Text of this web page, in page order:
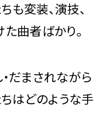
も変装、演技、
曲者ばかり。
だまされながら
はどのような手